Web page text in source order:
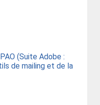
(Suite Adobe :
de mailing et de la